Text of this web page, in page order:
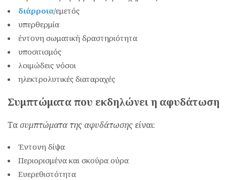
διάρροια/εμετός
υπερθερμία
έντονη σωματική δραστηριότητα
υποσιτισμός
λοιμώδεις νόσοι
ηλεκτρολυτικές διαταραχές
Συμπτώματα που εκδηλώνει η αφυδάτωση
Τασυμπτώματα της αφυδάτωσης είναι:
Έντονη δίψα
Περιορισμένα και σκούρα ούρα
Ευερεθιστότητα